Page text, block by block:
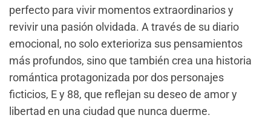
perfecto para vivir momentos extraordinarios y
revivir una pasión olvidada. A través de su diario
emocional, no solo exterioriza sus pensamientos
más profundos, sino que también crea una historia
romántica protagonizada por dos personajes
ficticios, E y 88, que reflejan su deseo de amor y
libertad en una ciudad que nunca duerme.